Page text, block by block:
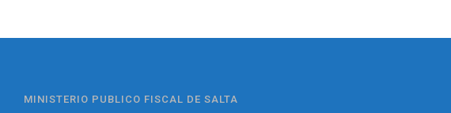
MINISTERIO PUBLICO FISCAL DE SALTA